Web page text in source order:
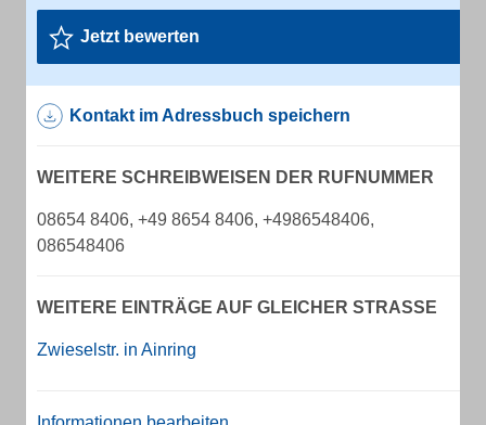
Jetzt bewerten
Kontakt im Adressbuch speichern
WEITERE SCHREIBWEISEN DER RUFNUMMER
08654 8406, +49 8654 8406, +4986548406,
086548406
WEITERE EINTRÄGE AUF GLEICHER STRASSE
Zwieselstr. in Ainring